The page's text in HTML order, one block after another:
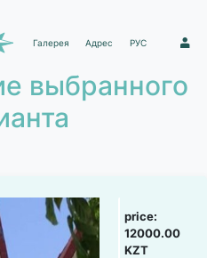
Галерея Адрес РУС 1
выбранного
price:
12000.00
KZT